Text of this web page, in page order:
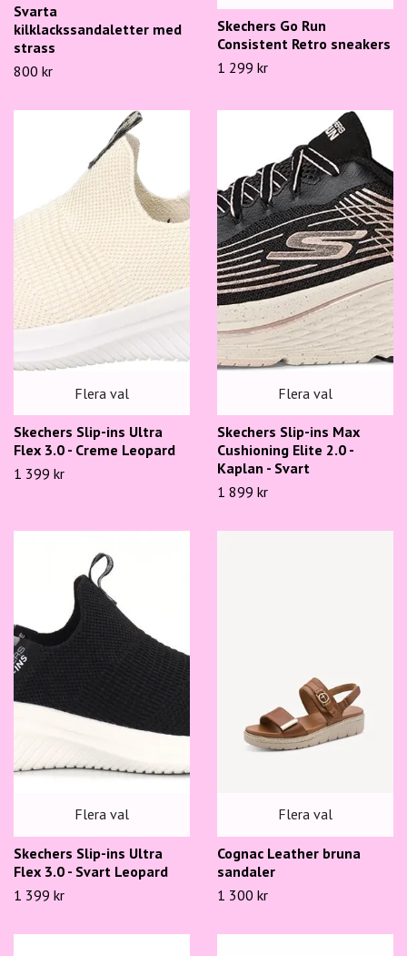
Svarta
kilklackssandaletter med
strass
800 kr
Skechers Go Run
Consistent Retro sneakers
1 299 kr
Flera val
Skechers Slip-ins Ultra
Flex 3.0 - Creme Leopard
1 399 kr
Flera val
Skechers Slip-ins Max
Cushioning Elite 2.0 -
Kaplan - Svart
1 899 kr
Flera val
Skechers Slip-ins Ultra
Flex 3.0 - Svart Leopard
1 399 kr
Flera val
Cognac Leather bruna
sandaler
1 300 kr